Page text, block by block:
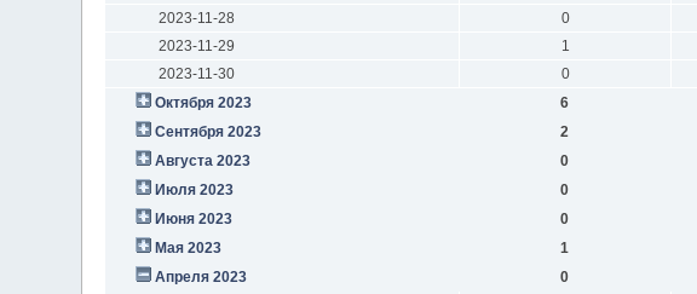
2023-11-28
0
2023-11-29
1
2023-11-30
0
Октября 2023
6
Сентября 2023
2
Августа 2023
0
Июля 2023
0
Июня 2023
0
Мая 2023
1
Апреля 2023
0